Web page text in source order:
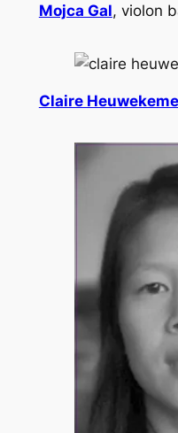
Mojca Gal, violon
Claire